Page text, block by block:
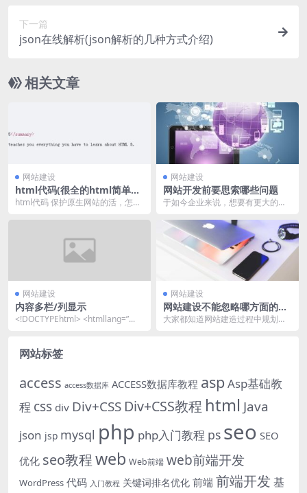
下一篇
json在线解析(json解析的几种方式介绍)
相关文章
网站建设
html代码(很全的html简单网
页设计作品)
html代码 保护原生网站的活，怎么
网站建设
网站开发前要思索哪些问题
于如今企业来说，想要有更大的市
要的存在。企业经过企...
网站建设
内容多栏/列显示
<!DOCTYPEhtml> <htmllang=”...
网站建设
网站建设不能忽略哪方面的规
划
大家都知道网站建造过程中规划的
网站标签
access access数据库 ACCESS数据库教程 asp Asp基础教
程 css div Div+CSS Div+CSS教程 html Java
json jsp mysql php php入门教程 ps seo SEO
优化 seo教程web Web前端 web前端开发
WordPress 代码 入门教程 关键词排名优化 前端 前端开发 基